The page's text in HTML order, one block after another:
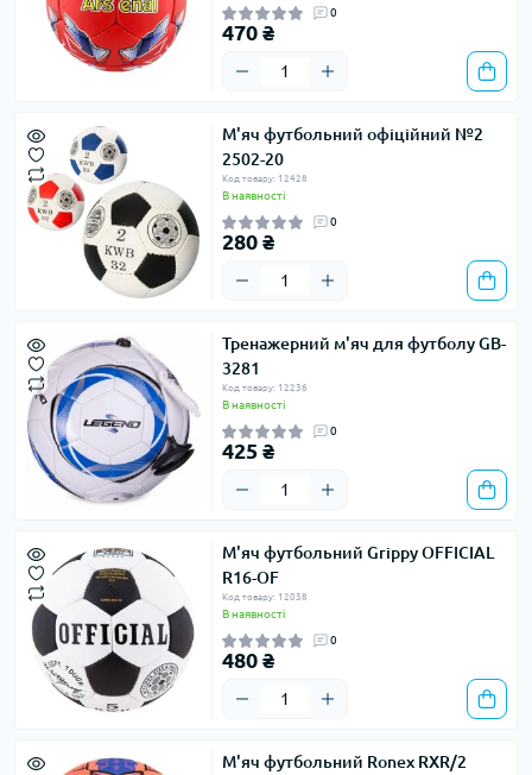
0
470 ₴
М'яч футбольний офіційний №2
2502-20
Код товару: 12428
В наявності
0
280 ₴
Тренажерний м'яч для футболу GB-
3281
Код товару: 12236
В наявності
0
425 ₴
М'яч футбольний Grippy OFFICIAL
R16-OF
Код товару: 12038
В наявності
0
480 ₴
М'яч футбольний Ronex RXR/2